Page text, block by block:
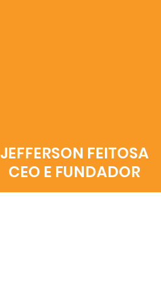
JEFFERSON FEITOSA
CEO E FUNDADOR